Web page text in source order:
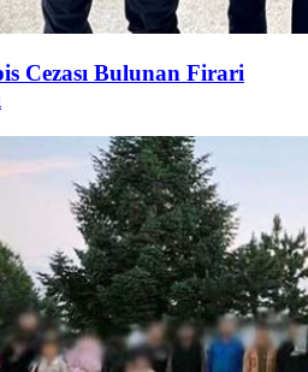
Cezası Bulunan Firari